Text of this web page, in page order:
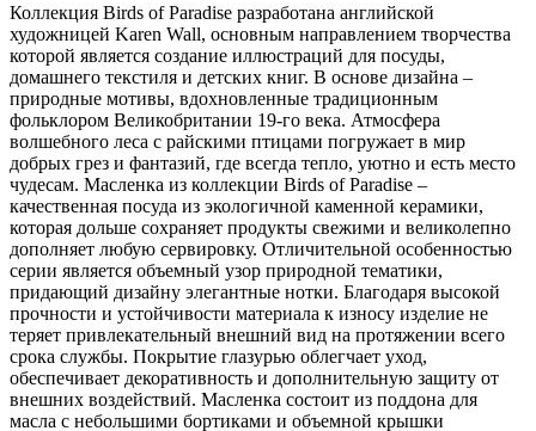
Коллекция Birds of Paradise разработана английской
художницей Karen Wall, основным направлением творчества
которой является создание иллюстраций для посуды,
домашнего текстиля и детских книг. В основе дизайна –
природные мотивы, вдохновленные традиционным
фольклором Великобритании 19-го века. Атмосфера
волшебного леса с райскими птицами погружает в мир
добрых грез и фантазий, где всегда тепло, уютно и есть место
чудесам. Масленка из коллекции Birds of Paradise –
качественная посуда из экологичной каменной керамики,
которая дольше сохраняет продукты свежими и великолепно
дополняет любую сервировку. Отличительной особенностью
серии является объемный узор природной тематики,
придающий дизайну элегантные нотки. Благодаря высокой
прочности и устойчивости материала к износу изделие не
теряет привлекательный внешний вид на протяжении всего
срока службы. Покрытие глазурью облегчает уход,
обеспечивает декоративность и дополнительную защиту от
внешних воздействий. Масленка состоит из поддона для
масла с небольшими бортиками и объемной крышки